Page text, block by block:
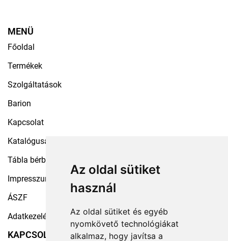
Az oldal sütiket
használ
Az oldal sütiket és egyéb
nyomkövető technológiákat
alkalmaz, hogy javítsa a
MENÜ
Főoldal
Termékek
Szolgáltatások
Barion
Kapcsolat
Katalógusaink
Tábla bérbeadás
Impresszum
ÁSZF
Adatkezelési tájékoztató
KAPCSOLAT